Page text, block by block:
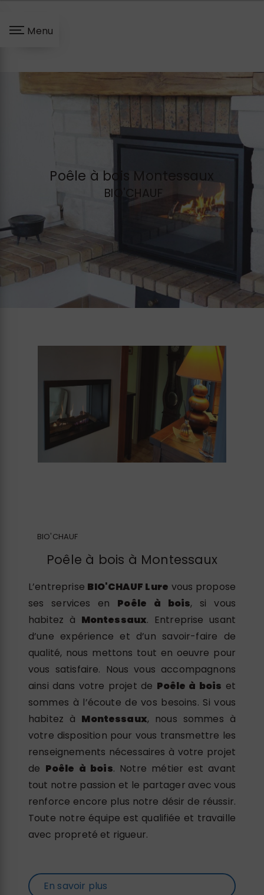
Menu
Poêle à bois Montessaux
BIO'CHAUF
BIO'CHAUF
Poêle à bois à Montessaux
L’entreprise BIO'CHAUF Lure vous propose
ses services en Poêle à bois, si vous
habitez à Montessaux. Entreprise usant
d’une expérience et d’un savoir-faire de
qualité, nous mettons tout en oeuvre pour
vous satisfaire. Nous vous accompagnons
ainsi dans votre projet de Poêle à bois et
sommes à l’écoute de vos besoins. Si vous
habitez à Montessaux, nous sommes à
votre disposition pour vous transmettre les
renseignements nécessaires à votre projet
de Poêle à bois. Notre métier est avant
tout notre passion et le partager avec vous
renforce encore plus notre désir de réussir.
Toute notre équipe est qualifiée et travaille
avec propreté et rigueur.
En savoir plus